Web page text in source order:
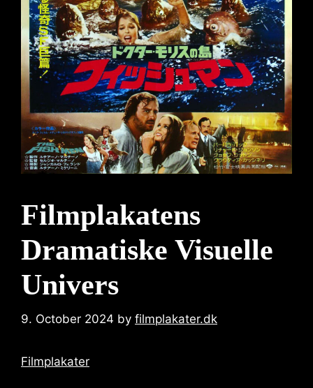
Filmplakatens
Dramatiske Visuelle
Univers
9. October 2024 by filmplakater.dk
Filmplakater